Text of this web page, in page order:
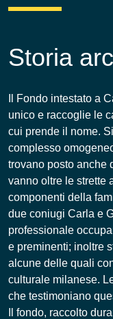
Storia
Il Fondo intestato a
unico e raccoglie le
cui prende il nome.
complesso
trovano posto anche
vanno oltre le strette
componenti della
due coniugi Carla e
professionale
e preminenti; inoltre
alcune delle quali
culturale milanese.
che testimoniano
Il fondo, raccolto